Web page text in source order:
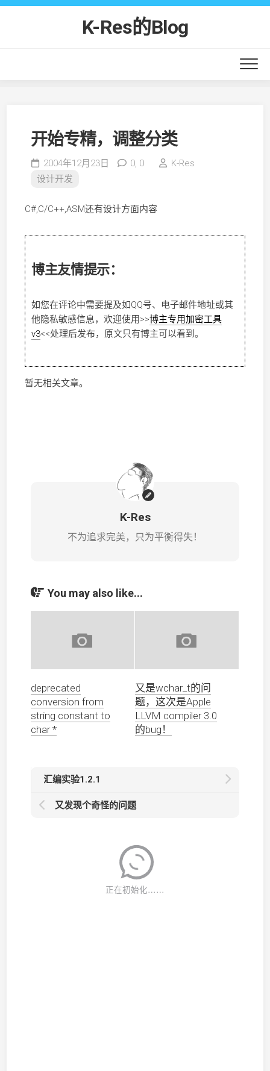
Skip
K-Res的Blog
开始专精，调整分类
2004年12月23日 0, 0
K-Res
设计开发
C#,C/C++,ASM还有设计方面内容
博主友情提示：
如您在评论中需要提及如QQ号、电子邮件地址或其
他隐私敏感信息，欢迎使用>>博主专用加密工具
v3<<处理后发布，原文只有博主可以看到。
暂无相关文章。
K-Res
不为追求完美，只为平衡得失！
You may also like...
deprecated
conversion from
string constant to
char *
又是wchar_t的问
题，这次是Apple
LLVM compiler 3.0
的bug！
汇编实验1.2.1
又发现个奇怪的问题